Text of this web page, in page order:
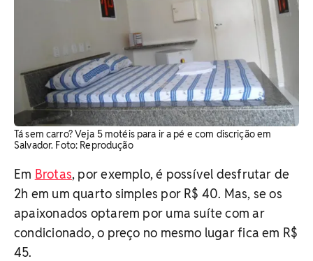
Tá sem carro? Veja 5 motéis para ir a pé e com discrição em
Salvador. Foto: Reprodução
Em Brotas, por exemplo, é possível desfrutar de
2h em um quarto simples por R$ 40. Mas, se os
apaixonados optarem por uma suíte com ar
condicionado, o preço no mesmo lugar fica em R$
45.